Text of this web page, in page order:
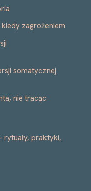
zagrożeniem
somatycznej
nie tracąc
rytuały, praktyki,